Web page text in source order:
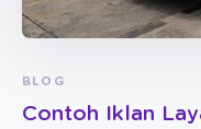
BLOG
Contoh Iklan